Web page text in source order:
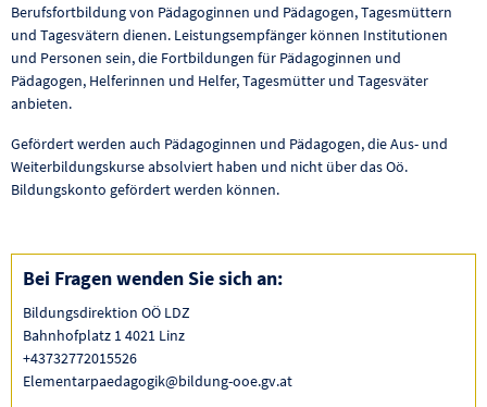
Berufsfortbildung von Pädagoginnen und Pädagogen, Tagesmüttern
und Tagesvätern dienen. Leistungsempfänger können Institutionen
und Personen sein, die Fortbildungen für Pädagoginnen und
Pädagogen, Helferinnen und Helfer, Tagesmütter und Tagesväter
anbieten.
Gefördert werden auch Pädagoginnen und Pädagogen, die Aus- und
Weiterbildungskurse absolviert haben und nicht über das Oö.
Bildungskonto gefördert werden können.
Bei Fragen wenden Sie sich an:
Bildungsdirektion OÖ LDZ
Bahnhofplatz 1 4021 Linz
+43732772015526
Elementarpaedagogik@bildung-ooe.gv.at